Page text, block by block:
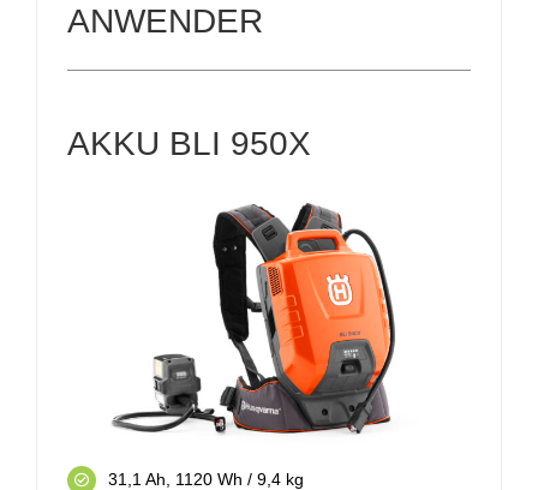
ANWENDER
AKKU BLI 950X
31,1 Ah, 1120 Wh / 9,4 kg